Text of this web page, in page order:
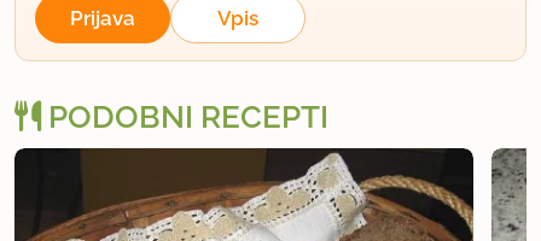
Prijava Vpis
PODOBNI RECEPTI